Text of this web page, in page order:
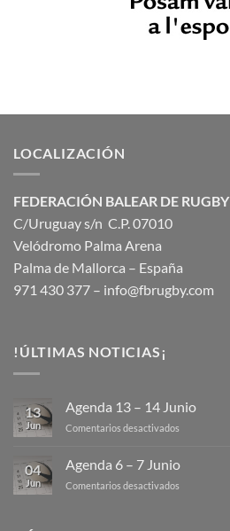
LOCALIZACIÓN
FEDERACIÓN BALEAR DE RUGBY
C/Uruguay s/n C.P. 07010
Velódromo Palma Arena
Palma de Mallorca – España
971 430 377 – info@fbrugby.com
!ÚLTIMAS NOTICIAS¡
13
Jun
Agenda 13 – 14 Junio
Comentarios desactivados
–
04
Jun
Agenda 6 – 7 Junio
Comentarios desactivados